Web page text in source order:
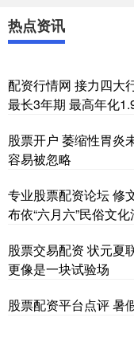
热点资讯
配资行情网 接力四大
最长3年期 最高年化
股票开户 萎缩性胃炎
容易被忽略
专业股票配资论坛 修
布依“六月六”民俗文化
股票交易配资 状元夏
更像是一块试验场
股票配资平台点评 暑